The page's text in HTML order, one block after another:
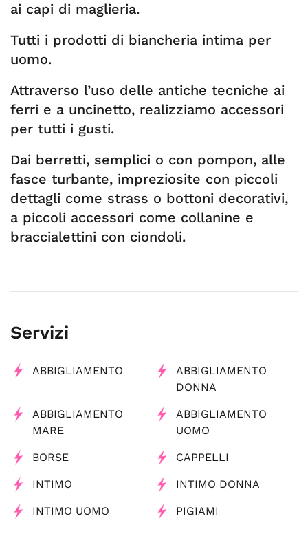
ai capi di maglieria.
Tutti i prodotti di biancheria intima per
uomo.
Attraverso l’uso delle antiche tecniche ai
ferri e a uncinetto, realizziamo accessori
per tutti i gusti.
Dai berretti, semplici o con pompon, alle
fasce turbante, impreziosite con piccoli
dettagli come strass o bottoni decorativi,
a piccoli accessori come collanine e
braccialettini con ciondoli.
Servizi
ABBIGLIAMENTO
ABBIGLIAMENTO
DONNA
ABBIGLIAMENTO
MARE
ABBIGLIAMENTO
UOMO
BORSE CAPPELLI
INTIMO INTIMO DONNA
INTIMO UOMO PIGIAMI